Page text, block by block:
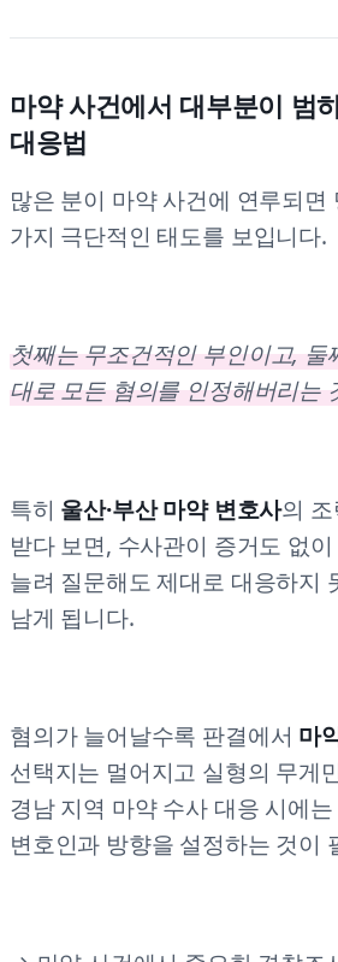
마약 사건에서 대부분이 범
대응법
많은 분이 마약 사건에 연루되면
가지 극단적인 태도를 보입니다.
첫째는 무조건적인 부인이고, 둘
대로 모든 혐의를 인정해버리는
특히 울산·부산 마약 변호사의
받다 보면, 수사관이 증거도 없
늘려 질문해도 제대로 대응하지
남게 됩니다.
혐의가 늘어날수록 판결에서 마
선택지는 멀어지고 실형의 무게
경남 지역 마약 수사 대응 시에
변호인과 방향을 설정하는 것이